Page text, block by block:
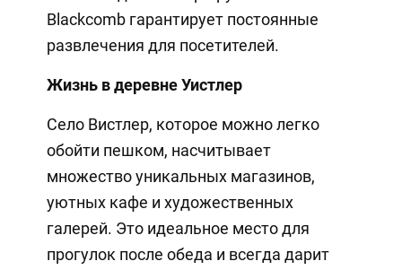
Blackcomb гарантирует постоянные
развлечения для посетителей.
Жизнь в деревне Уистлер
Село Вистлер, которое можно легко
обойти пешком, насчитывает
множество уникальных магазинов,
уютных кафе и художественных
галерей. Это идеальное место для
прогулок после обеда и всегда дарит